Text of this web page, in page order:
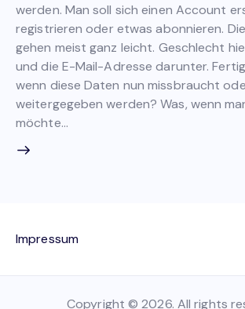
werden. Man soll sich einen Account
registrieren oder etwas abonnieren.
gehen meist ganz leicht. Geschlecht
und die E-Mail-Adresse darunter.
wenn diese Daten nun missbraucht
weitergegeben werden? Was, wenn
möchte…
Impressum
Copyright © 2026. All rights